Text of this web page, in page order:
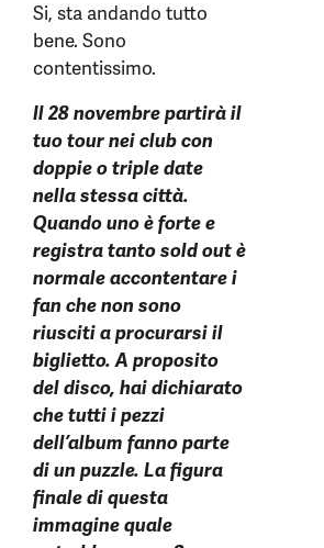
Si, sta andando tutto
bene. Sono
contentissimo.
Il 28 novembre partirà il
tuo tour nei club con
doppie o triple date
nella stessa città.
Quando uno è forte e
registra tanto sold out è
normale accontentare i
fan che non sono
riusciti a procurarsi il
biglietto. A proposito
del disco, hai dichiarato
che tutti i pezzi
dell’album fanno parte
di un puzzle. La figura
finale di questa
immagine quale